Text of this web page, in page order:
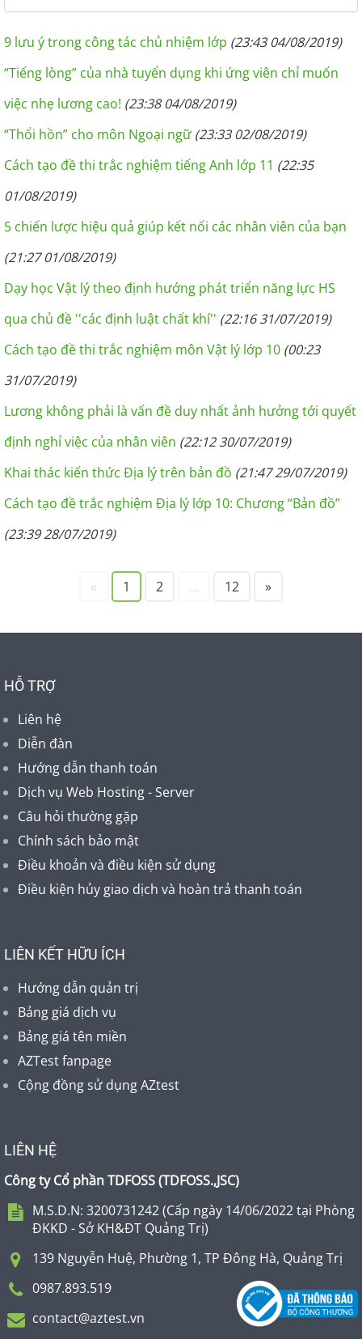
9 lưu ý trong công tác chủ nhiệm lớp (23:43 04/08/2019)
“Tiếng lòng” của nhà tuyển dụng khi ứng viên chỉ muốn
việc nhẹ lương cao! (23:38 04/08/2019)
“Thổi hồn” cho môn Ngoại ngữ (23:33 02/08/2019)
Cách tạo đề thi trắc nghiệm tiếng Anh lớp 11 (22:35
01/08/2019)
5 chiến lược hiệu quả giúp kết nối các nhân viên của bạn
(21:27 01/08/2019)
Dạy học Vật lý theo định hướng phát triển năng lực HS
qua chủ đề ''các định luật chất khí'' (22:16 31/07/2019)
Cách tạo đề thi trắc nghiệm môn Vật lý lớp 10 (00:23
31/07/2019)
Lương không phải là vấn đề duy nhất ảnh hưởng tới quyết
định nghỉ việc của nhân viên (22:12 30/07/2019)
Khai thác kiến thức Địa lý trên bản đồ (21:47 29/07/2019)
Cách tạo đề trắc nghiệm Địa lý lớp 10: Chương “Bản đồ”
(23:39 28/07/2019)
« 1 2 ... 12 »
HỖ TRỢ
Liên hệ
Diễn đàn
Hướng dẫn thanh toán
Dịch vụ Web Hosting - Server
Câu hỏi thường gặp
Chính sách bảo mật
Điều khoản và điều kiện sử dụng
Điều kiện hủy giao dịch và hoàn trả thanh toán
LIÊN KẾT HỮU ÍCH
Hướng dẫn quản trị
Bảng giá dịch vụ
Bảng giá tên miền
AZTest fanpage
Cộng đồng sử dụng AZtest
LIÊN HỆ
Công ty Cổ phần TDFOSS (TDFOSS.,JSC)
M.S.D.N: 3200731242 (Cấp ngày 14/06/2022 tại Phòng
ĐKKD - Sở KH&ĐT Quảng Trị)
139 Nguyễn Huệ, Phường 1, TP Đông Hà, Quảng Trị
0987.893.519
contact@aztest.vn